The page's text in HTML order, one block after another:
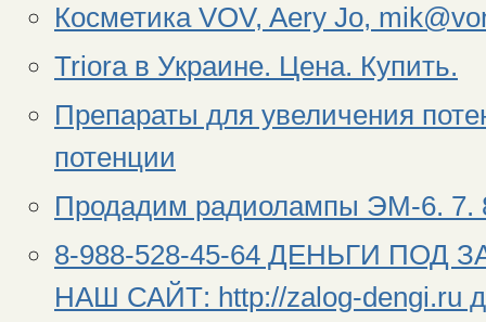
Косметика VOV, Aery Jo,
Triora в Украине. Цена. Купить.
Препараты для увеличения
потенции
Продадим радиолампы ЭМ-6. 7.
8-988-528-45-64 ДЕНЬГИ ПОД
НАШ САЙТ: http://zalog-dengi.ru